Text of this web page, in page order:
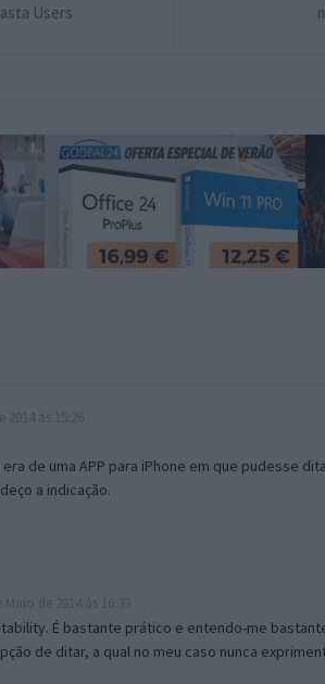
Users
de uma APP para iPhone em que pudesse
a indicação.
É bastante prático e entendo-me
de ditar, a qual no meu caso nunca